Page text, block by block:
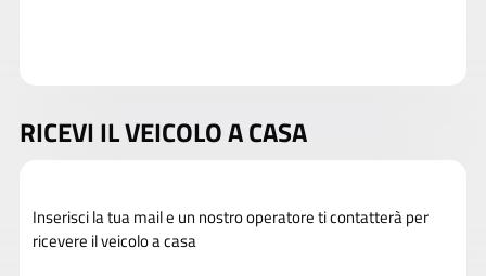
RICEVI IL VEICOLO A CASA
Inserisci la tua mail e un nostro operatore ti contatterà per
ricevere il veicolo a casa